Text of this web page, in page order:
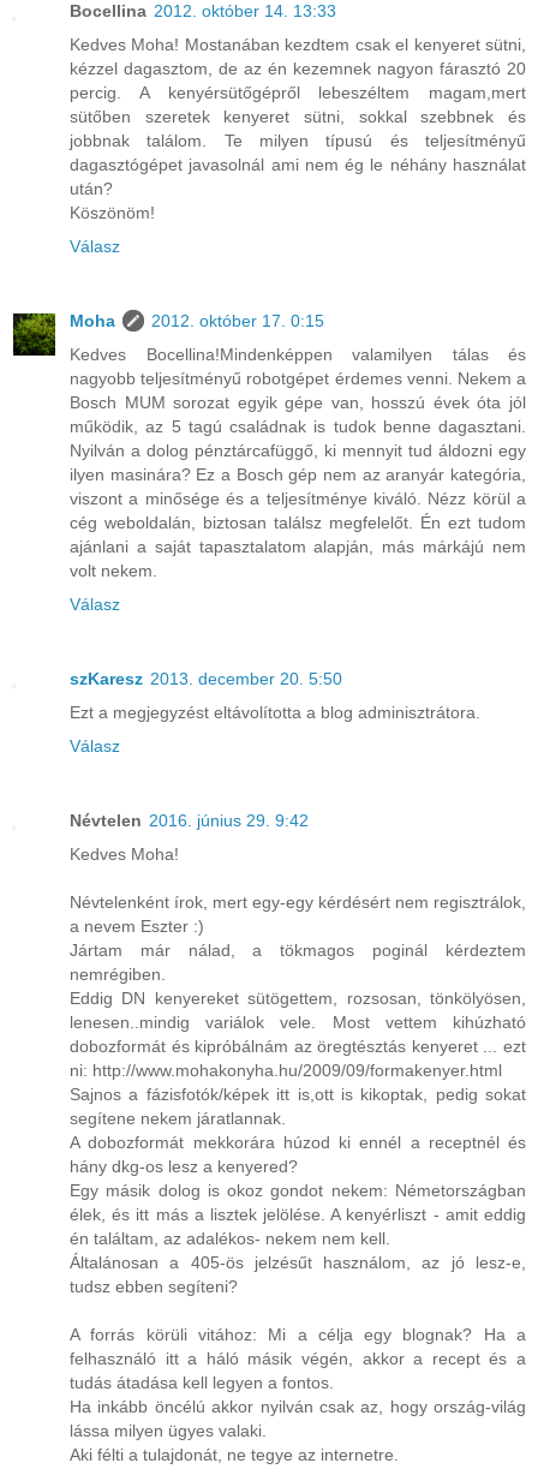
Bocellina 2012. október 14. 13:33
Kedves Moha! Mostanában kezdtem csak el kenyeret sütni,
kézzel dagasztom, de az én kezemnek nagyon fárasztó 20
percig. A kenyérsütőgépről lebeszéltem magam,mert
sütőben szeretek kenyeret sütni, sokkal szebbnek és
jobbnak találom. Te milyen típusú és teljesítményű
dagasztógépet javasolnál ami nem ég le néhány használat
után?
Köszönöm!
Válasz
Moha
2012. október 17. 0:15
Kedves Bocellina!Mindenképpen valamilyen tálas és
nagyobb teljesítményű robotgépet érdemes venni. Nekem a
Bosch MUM sorozat egyik gépe van, hosszú évek óta jól
működik, az 5 tagú családnak is tudok benne dagasztani.
Nyilván a dolog pénztárcafüggő, ki mennyit tud áldozni egy
ilyen masinára? Ez a Bosch gép nem az aranyár kategória,
viszont a minősége és a teljesítménye kiváló. Nézz körül a
cég weboldalán, biztosan találsz megfelelőt. Én ezt tudom
ajánlani a saját tapasztalatom alapján, más márkájú nem
volt nekem.
Válasz
szKaresz 2013. december 20. 5:50
Ezt a megjegyzést eltávolította a blog adminisztrátora.
Válasz
Névtelen 2016. június 29. 9:42
Kedves Moha!
Névtelenként írok, mert egy-egy kérdésért nem regisztrálok,
a nevem Eszter :)
Jártam már nálad, a tökmagos poginál kérdeztem
nemrégiben.
Eddig DN kenyereket sütögettem, rozsosan, tönkölyösen,
lenesen..mindig variálok vele. Most vettem kihúzható
dobozformát és kipróbálnám az öregtésztás kenyeret ... ezt
ni: http://www.mohakonyha.hu/2009/09/formakenyer.html
Sajnos a fázisfotók/képek itt is,ott is kikoptak, pedig sokat
segítene nekem járatlannak.
A dobozformát mekkorára húzod ki ennél a receptnél és
hány dkg-os lesz a kenyered?
Egy másik dolog is okoz gondot nekem: Németországban
élek, és itt más a lisztek jelölése. A kenyérliszt - amit eddig
én találtam, az adalékos- nekem nem kell.
Általánosan a 405-ös jelzésűt használom, az jó lesz-e,
tudsz ebben segíteni?
A forrás körüli vitához: Mi a célja egy blognak? Ha a
felhasználó itt a háló másik végén, akkor a recept és a
tudás átadása kell legyen a fontos.
Ha inkább öncélú akkor nyilván csak az, hogy ország-világ
lássa milyen ügyes valaki.
Aki félti a tulajdonát, ne tegye az internetre.